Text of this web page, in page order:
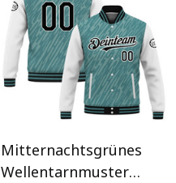
Mitternachtsgrünes
Wellentarnmuster